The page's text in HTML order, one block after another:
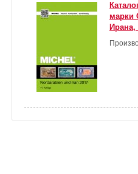
марки
Ирана,